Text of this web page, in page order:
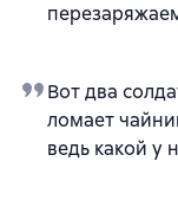
Вот два
ломает
ведь какой у